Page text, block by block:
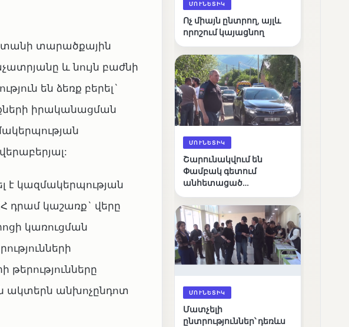
տարածքային
և նույն բաժնի
են ձեռք բերել`
իրականացման
է կազմակերպության
դրամ կաշառք` վերը
կառուցման
ակտերն անխոչընդոտ
ՄՈՒՆԵՏԻԿ
Ոչ միայն ընտրող, այլև
որոշում կայացնող
ՄՈՒՆԵՏԻԿ
Շարունակվում են
Փամբակ գետում
անհետացած
որոնողական
աշխատանքները
ՄՈՒՆԵՏԻԿ
Մատչելի
ընտրություններ՝ դեռևս